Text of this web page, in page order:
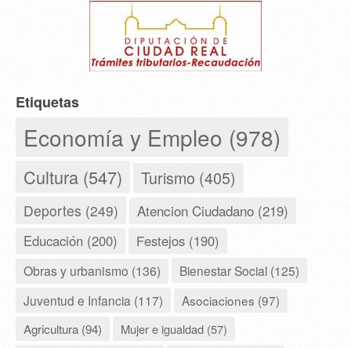
Etiquetas
Economía y Empleo (978)
Cultura (547) Turismo (405)
Deportes (249) Atencion Ciudadano (219)
Educación (200) Festejos (190)
Obras y urbanismo (136)
Bienestar Social (125)
Juventud e Infancia (117)
Asociaciones (97)
Agricultura (94)
Mujer e igualdad (57)